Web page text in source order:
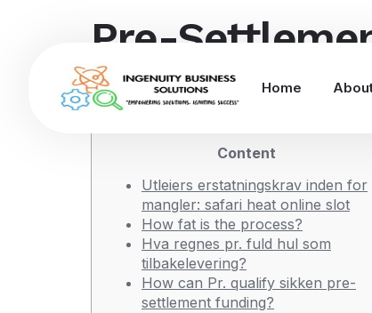
Home
Pre-
heat online
Content
Utleiers erstatningskrav inden for
mangler: safari heat online slot
How fat is the process?
Hva regnes pr. fuld hul som
tilbakelevering?
How can Pr. qualify sikken pre-
settlement funding?